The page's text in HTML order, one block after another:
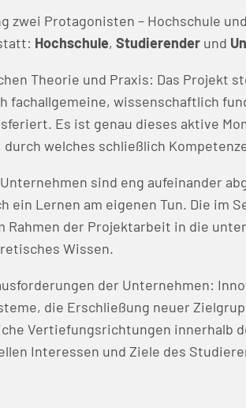
zwei Protagonisten – Hochschule
Hochschule, Studierender und
Theorie und Praxis: Das Projekt
fachallgemeine, wissenschaftlich
Es ist genau dieses aktive
welches schließlich
sind eng aufeinander
Lernen am eigenen Tun. Die im
der Projektarbeit in die
Wissen.
der Unternehmen:
die Erschließung neuer
Vertiefungsrichtungen innerhalb
Interessen und Ziele des